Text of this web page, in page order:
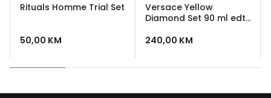
Rituals Homme Trial Set
50,00 KM
Versace Yellow
Diamond Set 90 ml edt
gel za tusiranje +
240,00 KM